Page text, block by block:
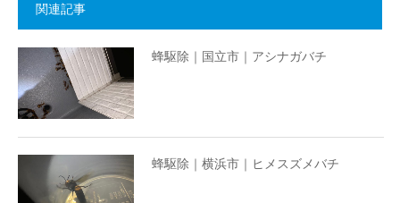
関連記事
蜂駆除｜国立市｜アシナガバチ
蜂駆除｜横浜市｜ヒメスズメバチ